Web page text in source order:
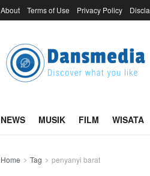
About Terms of Use Privacy Policy
NEWS MUSIK FILM WISATA
Home Tag penyanyi barat